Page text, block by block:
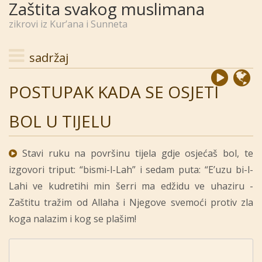
Zaštita svakog muslimana
zikrovi iz Kur’ana i Sunneta
sadržaj
POSTUPAK KADA SE OSJETI
BOL U TIJELU
Stavi ruku na površinu tijela gdje osjećaš bol, te
izgovori triput: “bismi-l-Lah” i sedam puta: “E’uzu bi-l-
Lahi ve kudretihi min šerri ma edžidu ve uhaziru -
Zaštitu tražim od Allaha i Njegove svemoći protiv zla
koga nalazim i kog se plašim!